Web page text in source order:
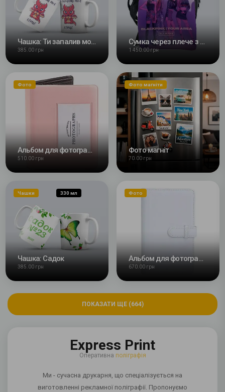
Чашка: Ти запалив моє серце
385.00 грн
Сумка через плече з Вашим дизайном
1 450.00 грн
Фото
Альбом для фотографій Fuji Instax Mini Photographs 64 кадри
510.00 грн
Фото магніти
Фото магніт
70.00 грн
Чашки 330 мл
Чашка: Садок
385.00 грн
Фото
Альбом для фотографій Instax Mini Fuji на 108 кадрів
670.00 грн
ПОКАЗАТИ ЩЕ (664)
Express Print
Оперативна поліграфія
Ми - сучасна друкарня, що спеціалізується на
виготовленні рекламної поліграфії. Пропонуємо